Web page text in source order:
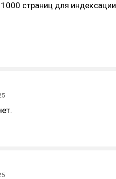
страниц для индексации